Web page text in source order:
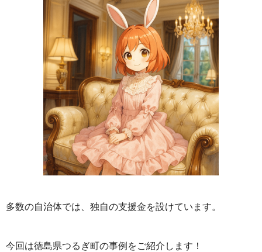
多数の自治体では、独自の支援金を設けています。
今回は徳島県つるぎ町の事例をご紹介します！